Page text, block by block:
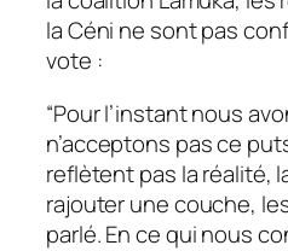
la Céni ne sont pas
vote :
“Pour l’instant nous
n’acceptons pas ce
reflètent pas la réalité,
rajouter une couche,
parlé. En ce qui nous